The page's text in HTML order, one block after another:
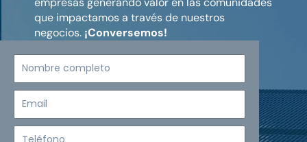
que impactamos a través de nuestros
negocios. ¡Conversemos!